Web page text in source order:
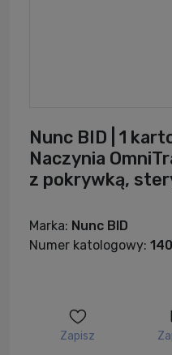
Nunc BID | 1
Naczynia
z pokrywką,
Marka: Nunc BID
Numer katologowy:
Zapisz